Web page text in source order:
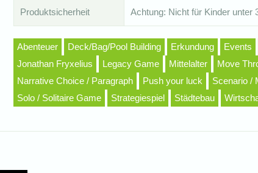
Produktsicherheit Achtung: Nicht für Kinder unter
Abenteuer Deck/Bag/Pool Building Erkundung Events
Jonathan Fryxelius
Legacy Game Mittelalter
Move
Narrative Choice / Paragraph
Push your luck
Scenario /
Solo / Solitaire Game
Strategiespiel Städtebau